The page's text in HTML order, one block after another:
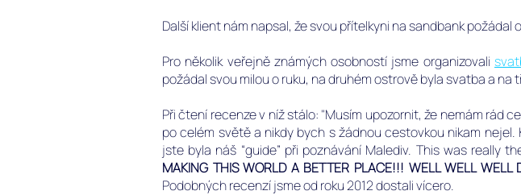
Další klient nám napsal, že svou přítelkyni na sandbank požádal
Pro několik veřejně známých osobností jsme organizovali
požádal svou milou o ruku, na druhém ostrově byla svatba a
Při čtení recenze v níž stálo: "Musím upozornit, že nemám rád
po celém světěa nikdy bych s žádnou cestovkou nikam nejel.
jste byla náš “guide” při poznávání Malediv. This was really
MAKING THIS WORLD A BETTER PLACE!!! WELL WELL
Podobných recenzí jsme od roku 2012 dostali vícero.